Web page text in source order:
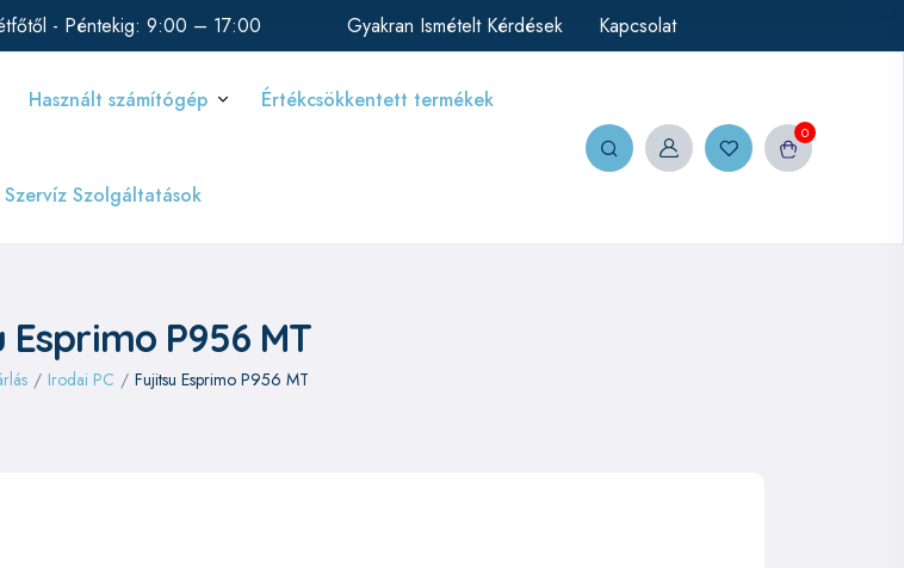
- Péntekig: 9:00 – 17:00 Gyakran Ismételt Kérdések Kapcsolat
Használt számítógép Értékcsökkentett termékek
Szervíz Szolgáltatások
0
Esprimo P956 MT
/ Irodai PC / Fujitsu Esprimo P956 MT